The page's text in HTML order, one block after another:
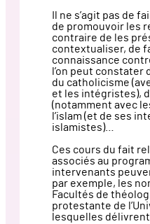
Il ne s’agit pas de
de promouvoir les
contraire de les
contextualiser, de
connaissance
l’on peut
du catholicisme
et les intégristes),
(notamment avec
l’islam (et de ses
islamistes)…
Ces cours du fait
associés au
intervenants
par exemple, les
Facultés de
protestante de
lesquelles